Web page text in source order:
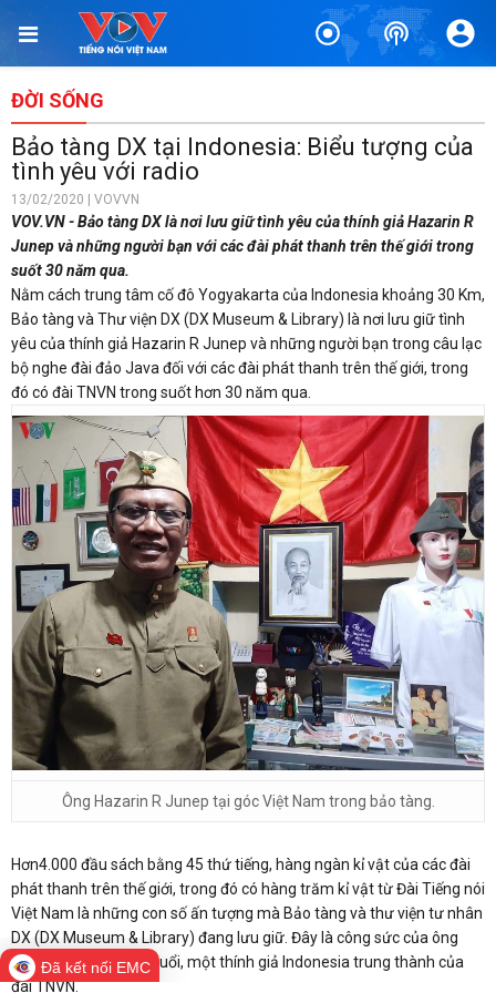
ĐỜI SỐNG
Bảo tàng DX tại Indonesia: Biểu tượng của
tình yêu với radio
13/02/2020 | VOVVN
VOV.VN - Bảo tàng DX là nơi lưu giữ tình yêu của thính giả Hazarin R
Junep và những người bạn với các đài phát thanh trên thế giới trong
suốt 30 năm qua.
Nằm cách trung tâm cố đô Yogyakarta của Indonesia khoảng 30 Km,
Bảo tàng và Thư viện DX (DX Museum & Library) là nơi lưu giữ tình
yêu của thính giả Hazarin R Junep và những người bạn trong câu lạc
bộ nghe đài đảo Java đối với các đài phát thanh trên thế giới, trong
đó có đài TNVN trong suốt hơn 30 năm qua.
Ông Hazarin R Junep tại góc Việt Nam trong bảo tàng.
Hơn4.000 đầu sách bằng 45 thứ tiếng, hàng ngàn kỉ vật của các đài
phát thanh trên thế giới, trong đó có hàng trăm kỉ vật từ Đài Tiếng nói
Việt Nam là những con số ấn tượng mà Bảo tàng và thư viện tư nhân
DX (DX Museum & Library) đang lưu giữ. Đây là công sức của ông
Hazarin R Junep, 60 tuổi, một thính giả Indonesia trung thành của
đài TNVN.
Đã kết nối EMC